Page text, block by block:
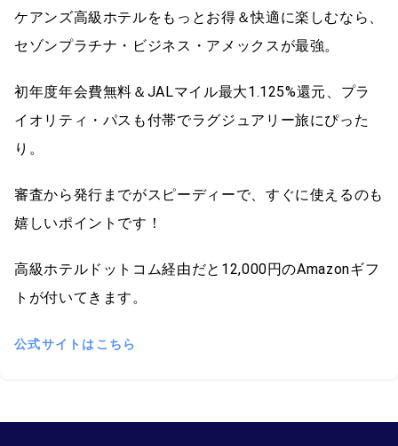
ケアンズ高級ホテルをもっとお得＆快適に楽しむなら、
セゾンプラチナ・ビジネス・アメックスが最強。
初年度年会費無料＆JALマイル最大1.125%還元、プラ
イオリティ・パスも付帯でラグジュアリー旅にぴった
り。
審査から発行までがスピーディーで、すぐに使えるのも
嬉しいポイントです！
高級ホテルドットコム経由だと12,000円のAmazonギフ
トが付いてきます。
公式サイトはこちら